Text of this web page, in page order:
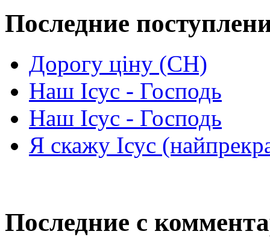
Последние
Дорогу ціну (СН)
Наш Ісус - Господь
Наш Ісус - Господь
Я скажу Ісус
Последние с